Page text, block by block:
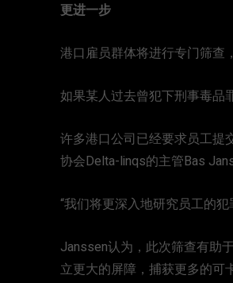
更进一步
港口雇员群体将进行专门筛查
如果某人过去曾犯下刑事毒品
许多港口公司已经要求员工提
协会Delta-linqs的主管Bas
“我们将更深入地研究员工的
Janssen认为，此次筛查有助
立更大的屏障，捕获更多的可